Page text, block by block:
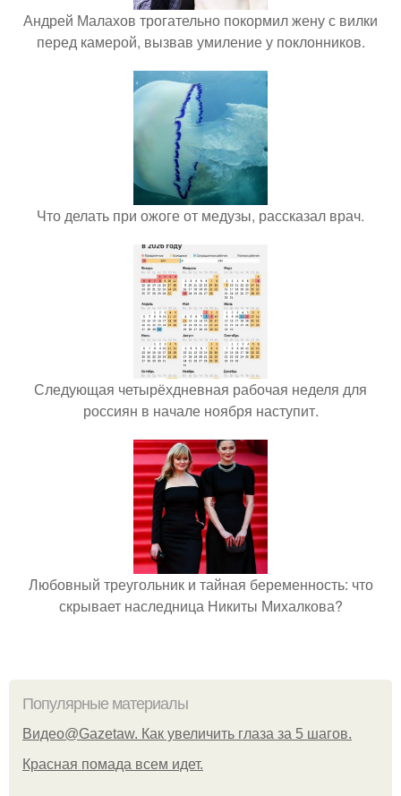
Андрей Малахов трогательно покормил жену с вилки
перед камерой, вызвав умиление у поклонников.
Что делать при ожоге от медузы, рассказал врач.
Следующая четырёхдневная рабочая неделя для
россиян в начале ноября наступит.
Любовный треугольник и тайная беременность: что
скрывает наследница Никиты Михалкова?
Популярные материалы
Видео@Gazetaw. Как увеличить глаза за 5 шагов.
Красная помада всем идет.